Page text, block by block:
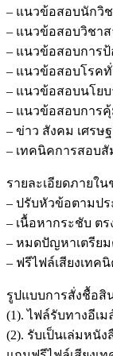
– แนวข้อสอบนักวิ
– แนวข้อสอบวิชา
– แนวข้อสอบการ
– แนวข้อสอบโรค
– แนวข้อสอบนโย
– แนวข้อสอบการ
– ข่าว สังคม เศรษ
– เทคนิคการสอบ
รายละเอียดภายใ
– ปรับหัวข้อตามป
– เนื้อหากระชับ ตร
– หมดปัญหาเตรีย
– ฟรีไฟล์เสียงเท
รูปแบบการสั่งชื้อสิ
(1). ไฟล์รับทางอีเ
(2). รับเป็นเล่มหนั